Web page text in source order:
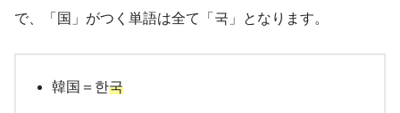
で、「国」がつく単語は全て「국」となります。
韓国＝한국